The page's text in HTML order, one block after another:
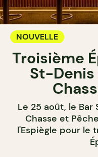
NOUVELLE
Troisième
St-
Le 25 août, le
Chasse et
l'Espiègle pour le